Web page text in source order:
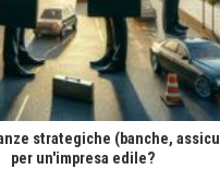
strategiche (banche,
per un'impresa edile?